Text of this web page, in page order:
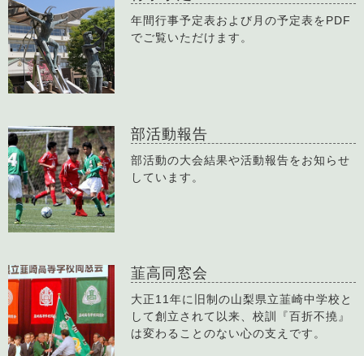
年間行事予定表および月の予定表をPDF
でご覧いただけます。
部活動報告
部活動の大会結果や活動報告をお知らせ
しています。
韮高同窓会
大正11年に旧制の山梨県立韮崎中学校と
して創立されて以来、校訓『百折不撓』
は変わることのない心の支えです。